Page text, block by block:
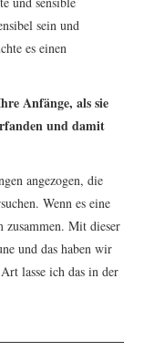
sein und
es einen
Anfänge, als sie
und damit
angezogen, die
Wenn es eine
zusammen. Mit dieser
und das haben wir
lasse ich das in der